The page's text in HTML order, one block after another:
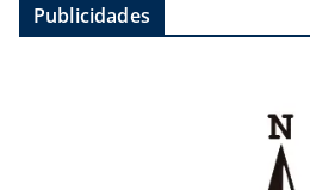
Publicidades